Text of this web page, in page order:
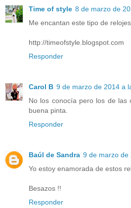
Time of style 8 de marzo de
Me encantan este tipo de relojes
http://timeofstyle.blogspot.com
Responder
Carol B 9 de marzo de 2014 a
No los conocía pero los de las
buena pinta.
Responder
Baúl de Sandra 9 de marzo de
Yo estoy enamorada de estos
Besazos !!
Responder